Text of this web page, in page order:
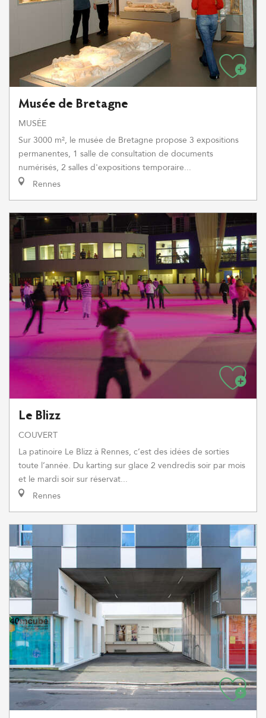
Musée de Bretagne
MUSÉE
Sur 3000 m², le musée de Bretagne propose 3 expositions
permanentes, 1 salle de consultation de documents
numérisés, 2 salles d'expositions temporaire...
Rennes
Le Blizz
COUVERT
La patinoire Le Blizz à Rennes, c’est des idées de sorties
toute l’année. Du karting sur glace 2 vendredis soir par mois
et le mardi soir sur réservat...
Rennes